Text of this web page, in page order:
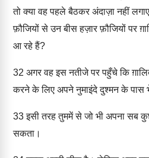
तो क्या वह पहले बैठकर अंदाज़ा नहीं
फ़ौजियों से उन बीस हज़ार फ़ौजियों पर
आ रहे हैं?
32 अगर वह इस नतीजे पर पहुँचे कि
करने के लिए अपने नुमाइंदे दुश्मन के पास
33इसी तरह तुममें से जो भी अपना सब कुछ
सकता।